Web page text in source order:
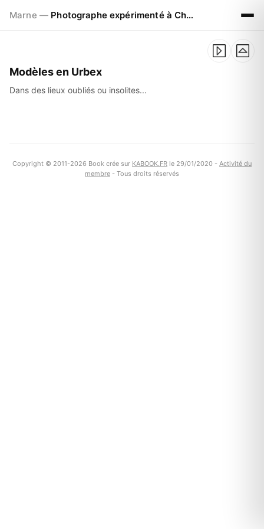
Marne — Photographe expérimenté à Chalons en Champagne
Modèles en Urbex
Dans des lieux oubliés ou insolites...
Copyright © 2011-2026 Book crée sur KABOOK.FR le 29/01/2020 - Activité du
membre - Tous droits réservés